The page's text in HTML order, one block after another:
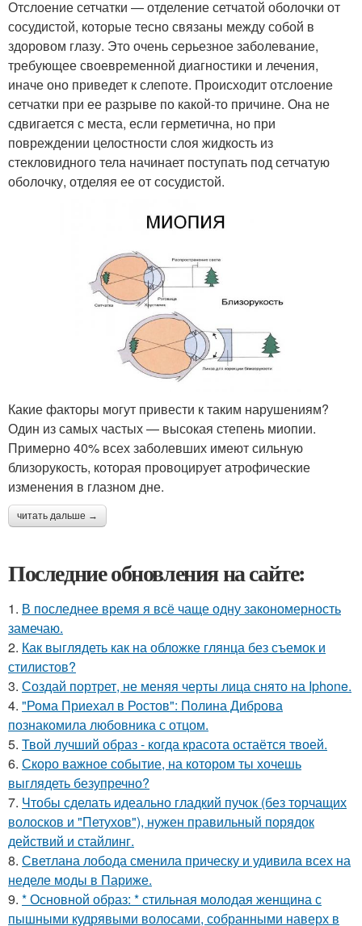
Отслоение сетчатки — отделение сетчатой оболочки от
сосудистой, которые тесно связаны между собой в
здоровом глазу. Это очень серьезное заболевание,
требующее своевременной диагностики и лечения,
иначе оно приведет к слепоте. Происходит отслоение
сетчатки при ее разрыве по какой-то причине. Она не
сдвигается с места, если герметична, но при
повреждении целостности слоя жидкость из
стекловидного тела начинает поступать под сетчатую
оболочку, отделяя ее от сосудистой.
Какие факторы могут привести к таким нарушениям?
Один из самых частых — высокая степень миопии.
Примерно 40% всех заболевших имеют сильную
близорукость, которая провоцирует атрофические
изменения в глазном дне.
читать дальше →
Последние обновления на сайте:
1. В последнее время я всё чаще одну закономерность
замечаю.
2. Как выглядеть как на обложке глянца без съемок и
стилистов?
3. Создай портрет, не меняя черты лица снято на Iphone.
4. "Рома Приехал в Ростов": Полина Диброва
познакомила любовника с отцом.
5. Твой лучший образ - когда красота остаётся твоей.
6. Скоро важное событие, на котором ты хочешь
выглядеть безупречно?
7. Чтобы сделать идеально гладкий пучок (без торчащих
волосков и "Петухов"), нужен правильный порядок
действий и стайлинг.
8. Светлана лобода сменила прическу и удивила всех на
неделе моды в Париже.
9. * Основной образ: * стильная молодая женщина с
пышными кудрявыми волосами, собранными наверх в